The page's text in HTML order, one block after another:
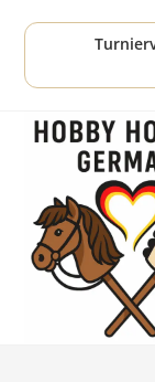
Inhalt